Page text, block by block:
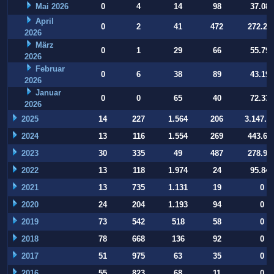
Mai 2026 0 4 14 98
37.084
April
2026
0 2 41 472
März
2026
0 1 29 66
55.794
Februar
2026
0 6 38 89
43.197
Januar
2026
0 0 65 40 72.332
2025 14 227 1.564 206
2024
13 116 1.554 269
2023
30 335 49 487
2022
13 118 1.974 24
95.847
2021
13 735 1.131 19
0
2020
24 204 1.193 94
0
2019
73 542 518 58
0
2018
78 668 136 92
0
2017
51 975 63 35
0